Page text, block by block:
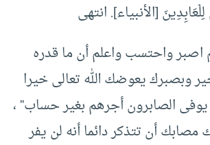
[الأنبياء]. انتهى
واحتسب واعلم أن ما قدره
وبصبرك يعوضك الله تعالى خيرا
يوفى الصابرون أجرهم بغير حساب” ،
أن تتذكر دائما أنه لن يفر